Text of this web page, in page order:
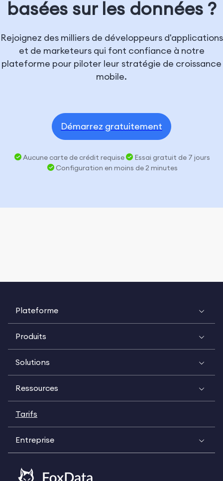
basées sur les données ?
Rejoignez des milliers de développeurs d'applications
et de marketeurs qui font confiance à notre
plateforme pour piloter leur stratégie de croissance
mobile.
Démarrez gratuitement
Aucune carte de crédit requise
Essai gratuit de 7 jours
Configuration en moins de 2 minutes
Plateforme
Produits
Solutions
Ressources
Tarifs
Entreprise